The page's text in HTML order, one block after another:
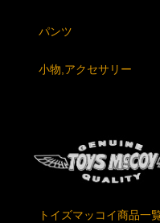
パンツ
小物,アクセサリー
トイズマッコイ商品一